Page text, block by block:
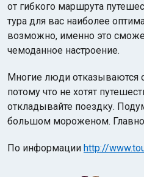
от гибкого маршрута
тура для вас наиболее
возможно, именно это
чемоданное настроение.
Многие люди отказываются
потому что не хотят
откладывайте поездку.
большом мороженом.
По информации http://